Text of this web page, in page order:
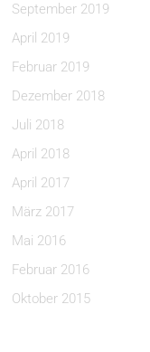
September 2019
April 2019
Februar 2019
Dezember 2018
Juli 2018
April 2018
April 2017
März 2017
Mai 2016
Februar 2016
Oktober 2015